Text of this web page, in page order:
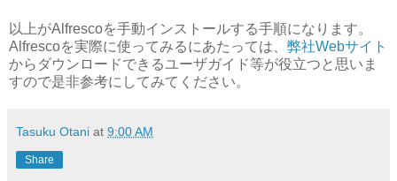
以上がAlfrescoを手動インストールする手順になります。
Alfrescoを実際に使ってみるにあたっては、 弊社Webサイト
からダウンロードできるユーザガイド等が役立つと思いま
すので是非参考にしてみてください。
Tasuku Otani at 9:00 AM
Share